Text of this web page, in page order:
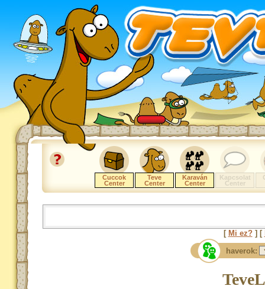
Cuccok
Center
Teve
Center
Karaván
Center
Kapcsolat
Center
[ Mi ez?] [
haverok: